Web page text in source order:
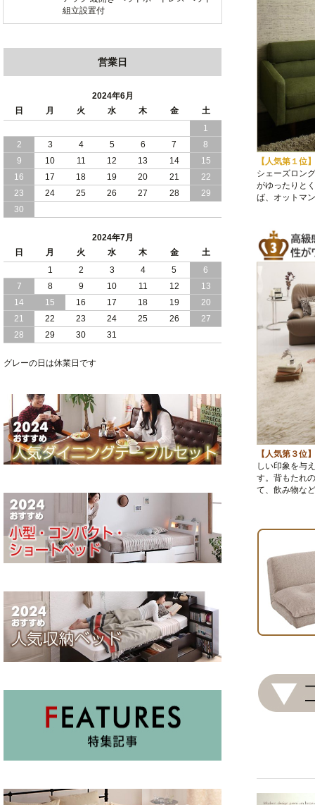
【人気第１位】
シェーズロン
がゆったりと
ば、オットマ
【人気第３位】
しい印象を与
す。背もたれ
て、飲み物な
組立設置付
ド 組立設置 付き
日本製 収納 跳ね上げ式 リフトアップ
ベッド 縦開き ヘッドボード 組立設置サ
ービス付き
2024/04/23
すのこ の 床板 簡単 軽い コンパクトな
大容量 収納 跳ね上げ式 ベッド
2024/03/28
おすすめ クイーン キング ワイドキング
サイズ で 通気性ある すのこ仕様 大容
畳 仕様 で 敷き布団 が使える 引き出し
収納 付き 大容量 チェスト ベッド 日本
製 ヘッドボードなし
2024/02/23
畳 の 床面 で 敷き布団 で 寝られる 引き
出し 収納庫 付 大容量 チェスト ベッド
日本製
し 収納庫 付き チェスト ベッド 日本製
営業日
2024年6月
日
月 火 水 木 金
土
1
2
3 4 5 6 7
8
9
10 11 12 13 14
15
16
17 18 19 20 21
22
23
24 25 26 27 28
29
30
2024年7月
日
月 火 水 木 金
土
1
2 3 4 5
6
7
8 9 10 11 12
13
14
15 16 17 18 19
20
21
22 23 24 25 26
27
28
29 30 31
グレーの日は休業日です